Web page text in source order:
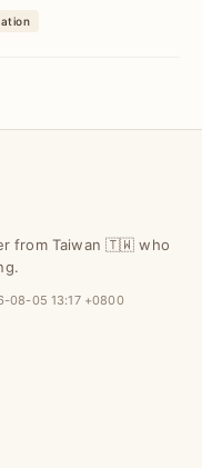
重複工作與無效溝通，成
from Taiwan 🇹🇼 who
08-05 13:17 +0800